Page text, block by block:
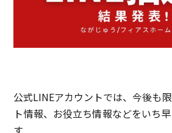
公式LINEアカウントでは、今後も
ト情報、お役立ち情報などをいち
す